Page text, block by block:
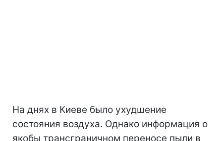
На днях в Киеве было ухудшение
состояния воздуха. Однако информация о
якобы трансграничном переносе пыли в